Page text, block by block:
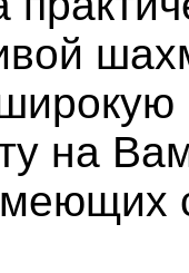
на